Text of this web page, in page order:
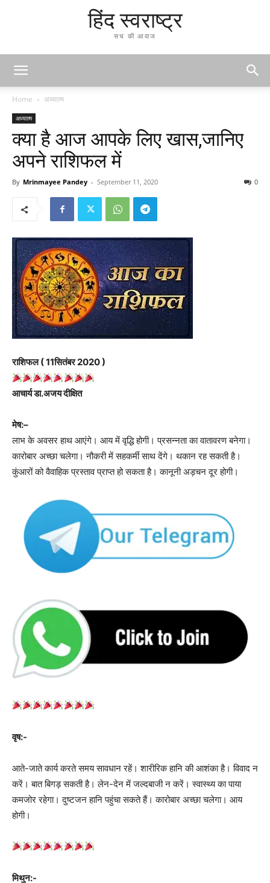
हिंद स्वराष्ट्र
सच की आवाज
Home अध्यात्म
अध्यात्म
क्या है आज आपके लिए खास,जानिए
अपने राशिफल में
By Mrinmayee Pandey - September 11, 2020 0
राशिफल ( 11सितंबर 2020 )
आचार्य डा.अजय दीक्षित
मेष:–
लाभ के अवसर हाथ आएंगे। आय में वृद्धि होगी। प्रसन्नता का वातावरण बनेगा।
कारोबार अच्‍छा चलेगा। नौकरी में सहकर्मी साथ देंगे। थकान रह सकती है।
कुंआरों को वैवाहिक प्रस्ताव प्राप्त हो सकता है। कानूनी अड़चन दूर होगी।
वृष:-
आते-जाते कार्य करते समय सावधान रहें। शारीरिक हानि की आशंका है। विवाद न
करें। बात बिगड़ सकती है। लेन-देन में जल्दबाजी न करें। स्वास्थ्य का पाया
कमजोर रहेगा। दुष्टजन हानि पहुंचा सकते हैं। कारोबार अच्‍छा चलेगा। आय
होगी।
मिथुन:-